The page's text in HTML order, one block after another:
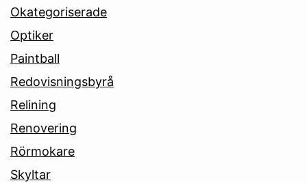
Okategoriserade
Optiker
Paintball
Redovisningsbyrå
Relining
Renovering
Rörmokare
Skyltar